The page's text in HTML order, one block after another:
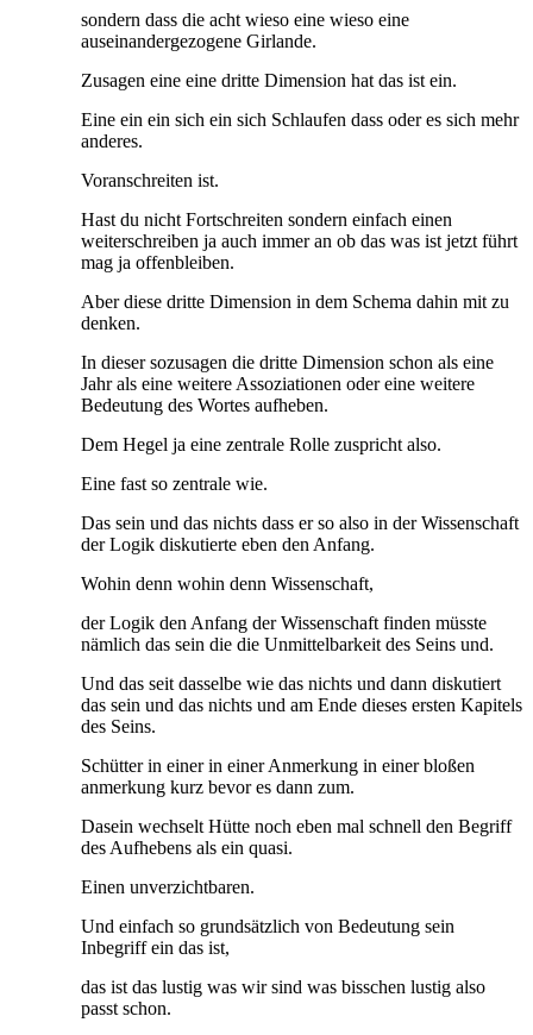
sondern dass die acht wieso eine wieso eine
auseinandergezogene Girlande.
Zusagen eine eine dritte Dimension hat das ist ein.
Eine ein ein sich ein sich Schlaufen dass oder es sich mehr
anderes.
Voranschreiten ist.
Hast du nicht Fortschreiten sondern einfach einen
weiterschreiben ja auch immer an ob das was ist jetzt führt
mag ja offenbleiben.
Aber diese dritte Dimension in dem Schema dahin mit zu
denken.
In dieser sozusagen die dritte Dimension schon als eine
Jahr als eine weitere Assoziationen oder eine weitere
Bedeutung des Wortes aufheben.
Dem Hegel ja eine zentrale Rolle zuspricht also.
Eine fast so zentrale wie.
Das sein und das nichts dass er so also in der Wissenschaft
der Logik diskutierte eben den Anfang.
Wohin denn wohin denn Wissenschaft,
der Logik den Anfang der Wissenschaft finden müsste
nämlich das sein die die Unmittelbarkeit des Seins und.
Und das seit dasselbe wie das nichts und dann diskutiert
das sein und das nichts und am Ende dieses ersten Kapitels
des Seins.
Schütter in einer in einer Anmerkung in einer bloßen
anmerkung kurz bevor es dann zum.
Dasein wechselt Hütte noch eben mal schnell den Begriff
des Aufhebens als ein quasi.
Einen unverzichtbaren.
Und einfach so grundsätzlich von Bedeutung sein
Inbegriff ein das ist,
das ist das lustig was wir sind was bisschen lustig also
passt schon.